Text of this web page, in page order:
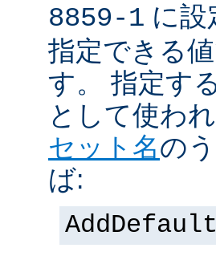
8859-1 に
指定できる
す。 指定す
として使わ
セット名の
ば: